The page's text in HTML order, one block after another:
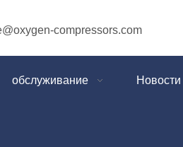
compressors.com
обслуживание